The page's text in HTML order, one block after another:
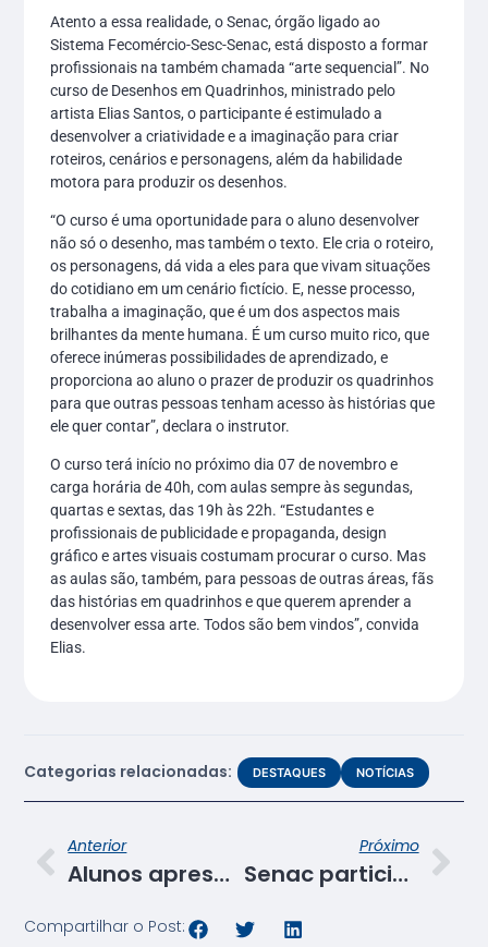
Atento a essa realidade, o Senac, órgão ligado ao
Sistema Fecomércio-Sesc-Senac, está disposto a formar
profissionais na também chamada “arte sequencial”. No
curso de Desenhos em Quadrinhos, ministrado pelo
artista Elias Santos, o participante é estimulado a
desenvolver a criatividade e a imaginação para criar
roteiros, cenários e personagens, além da habilidade
motora para produzir os desenhos.
“O curso é uma oportunidade para o aluno desenvolver
não só o desenho, mas também o texto. Ele cria o roteiro,
os personagens, dá vida a eles para que vivam situações
do cotidiano em um cenário fictício. E, nesse processo,
trabalha a imaginação, que é um dos aspectos mais
brilhantes da mente humana. É um curso muito rico, que
oferece inúmeras possibilidades de aprendizado, e
proporciona ao aluno o prazer de produzir os quadrinhos
para que outras pessoas tenham acesso às histórias que
ele quer contar”, declara o instrutor.
O curso terá início no próximo dia 07 de novembro e
carga horária de 40h, com aulas sempre às segundas,
quartas e sextas, das 19h às 22h. “Estudantes e
profissionais de publicidade e propaganda, design
gráfico e artes visuais costumam procurar o curso. Mas
as aulas são, também, para pessoas de outras áreas, fãs
das histórias em quadrinhos e que querem aprender a
desenvolver essa arte. Todos são bem vindos”, convida
Elias.
Categorias relacionadas: DESTAQUES NOTÍCIAS
Anterior
Alunos apresentam projeto sobre sustentabilidade nas empresas
Próximo
Senac participa do Café com RH
Compartilhar o Post: